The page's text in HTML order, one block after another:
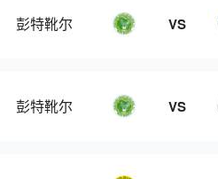
彭特靴尔 VS
彭特靴尔 VS